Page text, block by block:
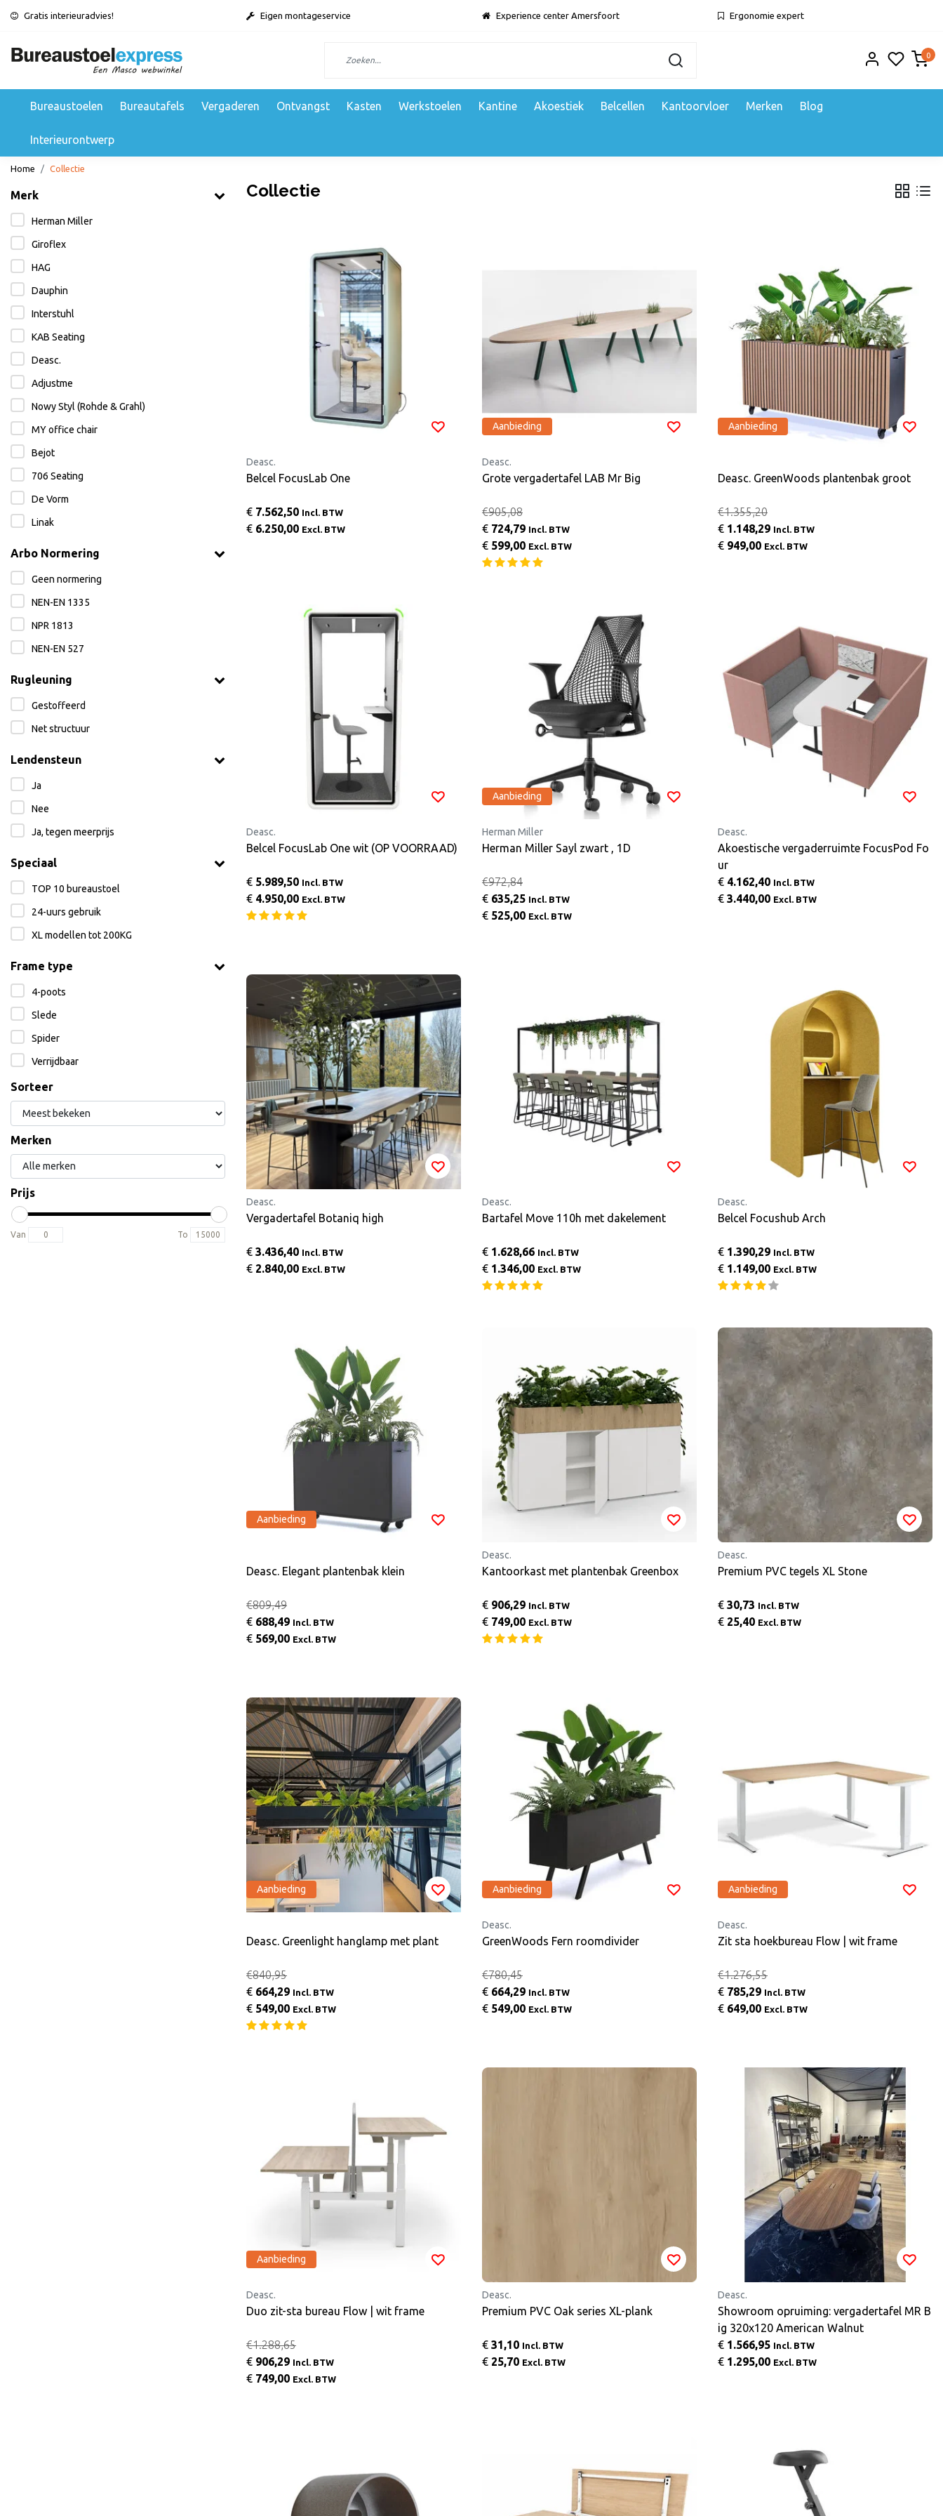
Gratis interieuradvies! Eigen montageservice Experience center Amersfoort Ergonomie expert
0
Bureaustoelen Bureautafels Vergaderen Ontvangst Kasten Werkstoelen Kantine Akoestiek Belcellen Kantoorvloer Merken Blog
Interieurontwerp
Home Collectie
Merk
Herman Miller
Giroflex
HAG
Dauphin
Interstuhl
KAB Seating
Deasc.
Adjustme
Nowy Styl (Rohde & Grahl)
MY office chair
Bejot
706 Seating
De Vorm
Linak
Arbo Normering
Geen normering
NEN-EN 1335
NPR 1813
NEN-EN 527
Rugleuning
Gestoffeerd
Net structuur
Lendensteun
Ja
Nee
Ja, tegen meerprijs
Speciaal
TOP 10 bureaustoel
24-uurs gebruik
XL modellen tot 200KG
Frame type
4-poots
Slede
Spider
Verrijdbaar
Sorteer
Merken
Prijs
Van To
Collectie
Deasc.
Belcel FocusLab One
€ 7.562,50 Incl. BTW
€ 6.250,00 Excl. BTW
Aanbieding
Deasc.
Grote vergadertafel LAB Mr Big
€905,08
€ 724,79 Incl. BTW
€ 599,00 Excl. BTW
Aanbieding
Deasc. GreenWoods plantenbak groot
€1.355,20
€ 1.148,29 Incl. BTW
€ 949,00 Excl. BTW
Deasc.
Belcel FocusLab One wit (OP VOORRAAD)
€ 5.989,50 Incl. BTW
€ 4.950,00 Excl. BTW
Aanbieding
Herman Miller
Herman Miller Sayl zwart , 1D
€972,84
€ 635,25 Incl. BTW
€ 525,00 Excl. BTW
Deasc.
Akoestische vergaderruimte FocusPod Fo
ur
€ 4.162,40 Incl. BTW
€ 3.440,00 Excl. BTW
Deasc.
Vergadertafel Botaniq high
€ 3.436,40 Incl. BTW
€ 2.840,00 Excl. BTW
Deasc.
Bartafel Move 110h met dakelement
€ 1.628,66 Incl. BTW
€ 1.346,00 Excl. BTW
Deasc.
Belcel Focushub Arch
€ 1.390,29 Incl. BTW
€ 1.149,00 Excl. BTW
Aanbieding
Deasc. Elegant plantenbak klein
€809,49
€ 688,49 Incl. BTW
€ 569,00 Excl. BTW
Deasc.
Kantoorkast met plantenbak Greenbox
€ 906,29 Incl. BTW
€ 749,00 Excl. BTW
Deasc.
Premium PVC tegels XL Stone
€ 30,73 Incl. BTW
€ 25,40 Excl. BTW
Aanbieding
Deasc. Greenlight hanglamp met plant
€840,95
€ 664,29 Incl. BTW
€ 549,00 Excl. BTW
Aanbieding
Deasc.
GreenWoods Fern roomdivider
€780,45
€ 664,29 Incl. BTW
€ 549,00 Excl. BTW
Aanbieding
Deasc.
Zit sta hoekbureau Flow | wit frame
€1.276,55
€ 785,29 Incl. BTW
€ 649,00 Excl. BTW
Aanbieding
Deasc.
Duo zit-sta bureau Flow | wit frame
€1.288,65
€ 906,29 Incl. BTW
€ 749,00 Excl. BTW
Deasc.
Premium PVC Oak series XL-plank
€ 31,10 Incl. BTW
€ 25,70 Excl. BTW
Deasc.
Showroom opruiming: vergadertafel MR B
ig 320x120 American Walnut
€ 1.566,95 Incl. BTW
€ 1.295,00 Excl. BTW